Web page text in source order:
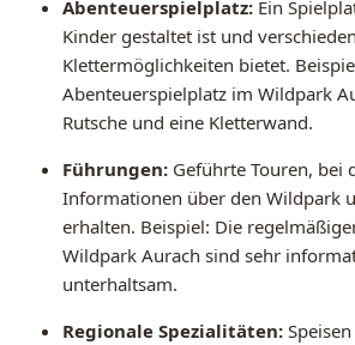
Abenteuerspielplatz: Ein
Kinder gestaltet ist und
Klettermöglichkeiten bietet.
Abenteuerspielplatz im Wildpark
Rutsche und eine Kletterwand.
Führungen: Geführte Touren, bei
Informationen über den Wildpark
erhalten. Beispiel: Die
Wildpark Aurach sind sehr
unterhaltsam.
Regionale Spezialitäten: